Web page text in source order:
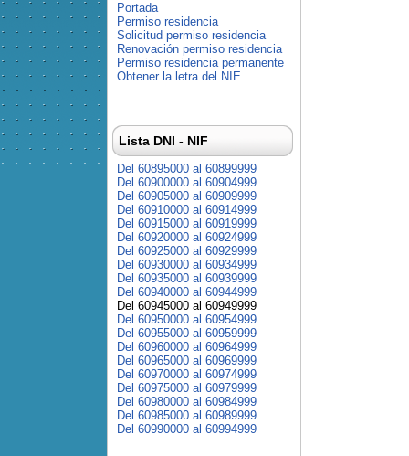
Portada
Permiso residencia
Solicitud permiso residencia
Renovación permiso residencia
Permiso residencia permanente
Obtener la letra del NIE
Lista DNI - NIF
Del 60895000 al 60899999
Del 60900000 al 60904999
Del 60905000 al 60909999
Del 60910000 al 60914999
Del 60915000 al 60919999
Del 60920000 al 60924999
Del 60925000 al 60929999
Del 60930000 al 60934999
Del 60935000 al 60939999
Del 60940000 al 60944999
Del 60945000 al 60949999
Del 60950000 al 60954999
Del 60955000 al 60959999
Del 60960000 al 60964999
Del 60965000 al 60969999
Del 60970000 al 60974999
Del 60975000 al 60979999
Del 60980000 al 60984999
Del 60985000 al 60989999
Del 60990000 al 60994999